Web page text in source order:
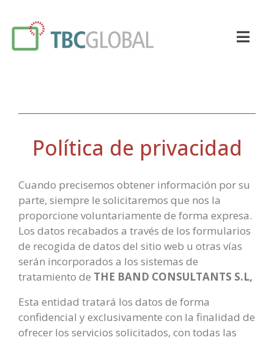
Política de privacidad
Cuando precisemos obtener información por su
parte, siempre le solicitaremos que nos la
proporcione voluntariamente de forma expresa.
Los datos recabados a través de los formularios
de recogida de datos del sitio web u otras vías
serán incorporados a los sistemas de
tratamiento de THE BAND CONSULTANTS S.L,
Esta entidad tratará los datos de forma
confidencial y exclusivamente con la finalidad de
ofrecer los servicios solicitados, con todas las